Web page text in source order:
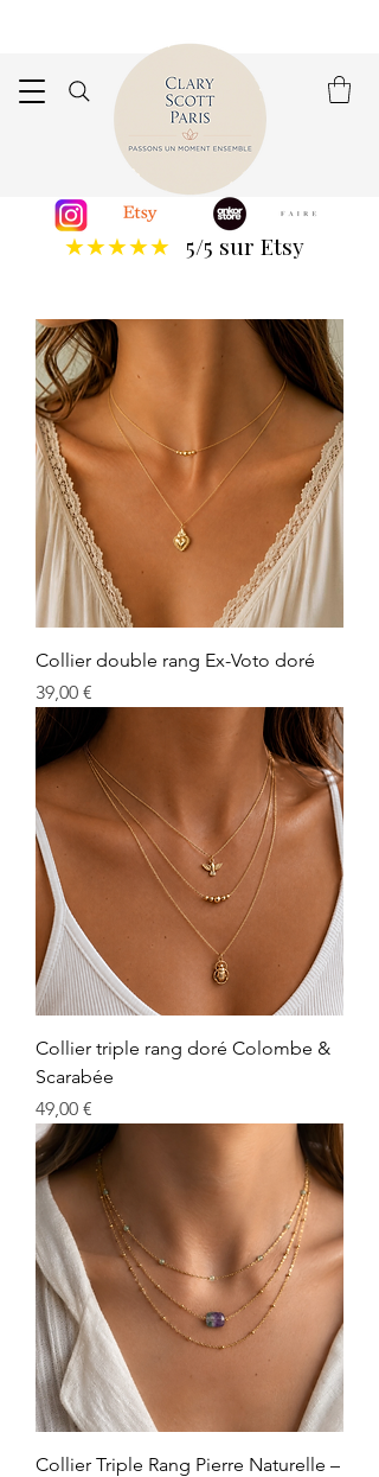
★★★★★ 5/5 sur Etsy
Collier double rang Ex-Voto doré
Prix
39,00 €
Collier triple rang doré Colombe &
Scarabée
Prix
49,00 €
Collier Triple Rang Pierre Naturelle –